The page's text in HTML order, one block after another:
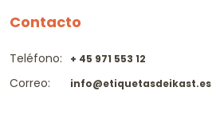
Contacto
Teléfono:
Correo:
+ 45 971 553 12
info@etiquetasdeikast.es